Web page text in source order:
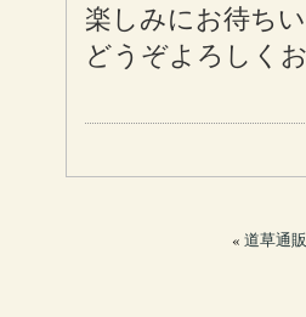
楽しみにお待ち
どうぞよろしく
« 道草通